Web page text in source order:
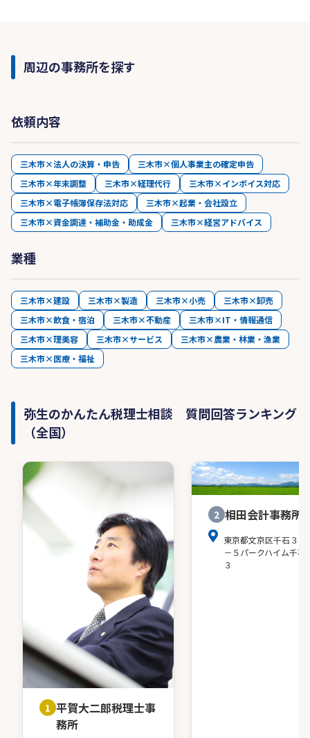
周辺の事務所を探す
依頼内容
三木市×法人の決算・申告
三木市×個人事業主の確定申告
三木市×年末調整
三木市×経理代行
三木市×インボイス対応
三木市×電子帳簿保存法対応
三木市×起業・会社設立
三木市×資金調達・補助金・助成金
三木市×経営アドバイス
業種
三木市×建設 三木市×製造 三木市×小売
三木市×卸売
三木市×飲食・宿泊
三木市×不動産
三木市×IT・情報通信
三木市×理美容
三木市×サービス
三木市×農業・林業・漁業
三木市×医療・福祉
弥生のかんたん税理士相談 質問回答ランキング
（全国）
1 平賀大二郎税理士事
務所
2 相田会計事務所
東京都文京区千石３－
－５パークハイム千石
３